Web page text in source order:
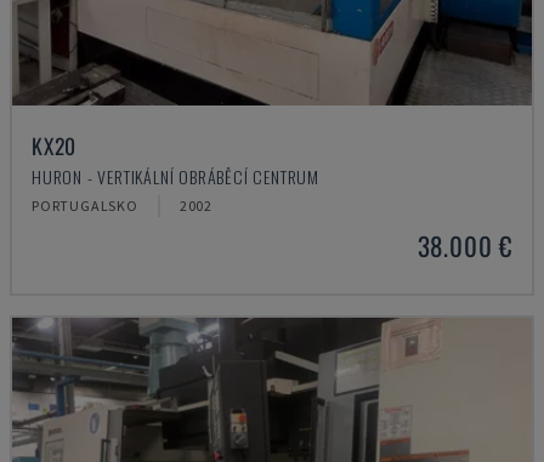
KX20
HURON - VERTIKÁLNÍ OBRÁBĚCÍ CENTRUM
PORTUGALSKO 2002
38.000 €